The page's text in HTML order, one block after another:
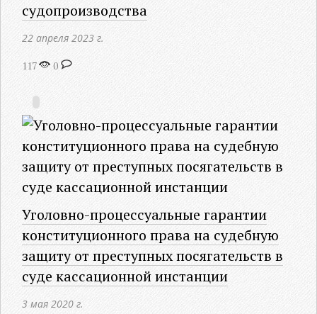
судопроизводства
22 апреля 2023 г.
117 0
Уголовно-процессуальные гарантии
конституционного права на судебную
защиту от преступных посягательств в
суде кассационной инстанции
3 мая 2020 г.